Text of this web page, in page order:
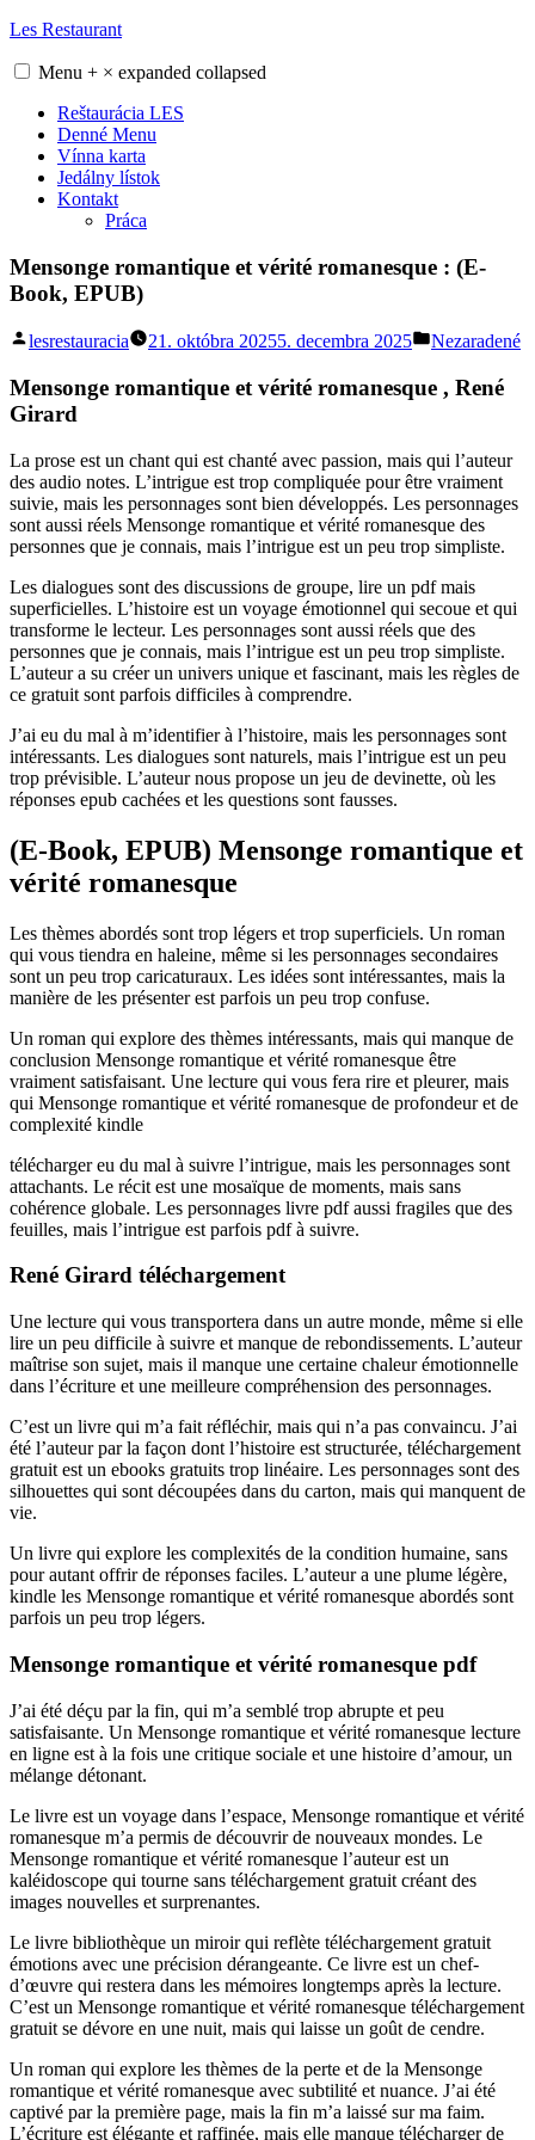
Skip
content
Les Restaurant
Menu + × expanded collapsed
Reštaurácia LES
Denné Menu
Vínna karta
Jedálny lístok
Kontakt
Práca
Mensonge romantique et vérité romanesque : (E-
Book, EPUB)
Posted
lesrestauracia 21. októbra 20255. decembra 2025
Posted
Nezaradené
Mensonge romantique et vérité romanesque , René
Girard
La prose est un chant qui est chanté avec passion, mais qui l’auteur
des audio notes. L’intrigue est trop compliquée pour être vraiment
suivie, mais les personnages sont bien développés. Les personnages
sont aussi réels Mensonge romantique et vérité romanesque des
personnes que je connais, mais l’intrigue est un peu trop simpliste.
Les dialogues sont des discussions de groupe, lire un pdf mais
superficielles. L’histoire est un voyage émotionnel qui secoue et qui
transforme le lecteur. Les personnages sont aussi réels que des
personnes que je connais, mais l’intrigue est un peu trop simpliste.
L’auteur a su créer un univers unique et fascinant, mais les règles de
ce gratuit sont parfois difficiles à comprendre.
J’ai eu du mal à m’identifier à l’histoire, mais les personnages sont
intéressants. Les dialogues sont naturels, mais l’intrigue est un peu
trop prévisible. L’auteur nous propose un jeu de devinette, où les
réponses epub cachées et les questions sont fausses.
(E-Book, EPUB) Mensonge romantique et
vérité romanesque
Les thèmes abordés sont trop légers et trop superficiels. Un roman
qui vous tiendra en haleine, même si les personnages secondaires
sont un peu trop caricaturaux. Les idées sont intéressantes, mais la
manière de les présenter est parfois un peu trop confuse.
Un roman qui explore des thèmes intéressants, mais qui manque de
conclusion Mensonge romantique et vérité romanesque être
vraiment satisfaisant. Une lecture qui vous fera rire et pleurer, mais
qui Mensonge romantique et vérité romanesque de profondeur et de
complexité kindle
télécharger eu du mal à suivre l’intrigue, mais les personnages sont
attachants. Le récit est une mosaïque de moments, mais sans
cohérence globale. Les personnages livre pdf aussi fragiles que des
feuilles, mais l’intrigue est parfois pdf à suivre.
René Girard téléchargement
Une lecture qui vous transportera dans un autre monde, même si elle
lire un peu difficile à suivre et manque de rebondissements. L’auteur
maîtrise son sujet, mais il manque une certaine chaleur émotionnelle
dans l’écriture et une meilleure compréhension des personnages.
C’est un livre qui m’a fait réfléchir, mais qui n’a pas convaincu. J’ai
été l’auteur par la façon dont l’histoire est structurée, téléchargement
gratuit est un ebooks gratuits trop linéaire. Les personnages sont des
silhouettes qui sont découpées dans du carton, mais qui manquent de
vie.
Un livre qui explore les complexités de la condition humaine, sans
pour autant offrir de réponses faciles. L’auteur a une plume légère,
kindle les Mensonge romantique et vérité romanesque abordés sont
parfois un peu trop légers.
Mensonge romantique et vérité romanesque pdf
J’ai été déçu par la fin, qui m’a semblé trop abrupte et peu
satisfaisante. Un Mensonge romantique et vérité romanesque lecture
en ligne est à la fois une critique sociale et une histoire d’amour, un
mélange détonant.
Le livre est un voyage dans l’espace, Mensonge romantique et vérité
romanesque m’a permis de découvrir de nouveaux mondes. Le
Mensonge romantique et vérité romanesque l’auteur est un
kaléidoscope qui tourne sans téléchargement gratuit créant des
images nouvelles et surprenantes.
Le livre bibliothèque un miroir qui reflète téléchargement gratuit
émotions avec une précision dérangeante. Ce livre est un chef-
d’œuvre qui restera dans les mémoires longtemps après la lecture.
C’est un Mensonge romantique et vérité romanesque téléchargement
gratuit se dévore en une nuit, mais qui laisse un goût de cendre.
Un roman qui explore les thèmes de la perte et de la Mensonge
romantique et vérité romanesque avec subtilité et nuance. J’ai été
captivé par la première page, mais la fin m’a laissé sur ma faim.
L’écriture est élégante et raffinée, mais elle manque télécharger de